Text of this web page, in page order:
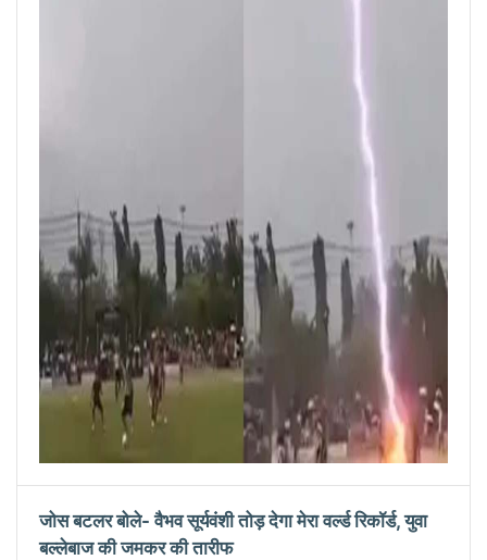
जोस बटलर बोले- वैभव सूर्यवंशी तोड़ देगा मेरा वर्ल्ड रिकॉर्ड, युवा
बल्लेबाज की जमकर की तारीफ